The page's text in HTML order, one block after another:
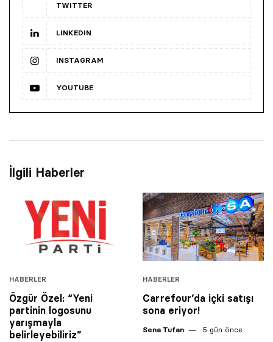
TWITTER
LINKEDIN
INSTAGRAM
YOUTUBE
İlgili Haberler
HABERLER
Özgür Özel: “Yeni
partinin logosunu
yarışmayla
belirleyebiliriz”
HABERLER
Carrefour’da içki satışı
sona eriyor!
Sena Tufan 5 gün önce